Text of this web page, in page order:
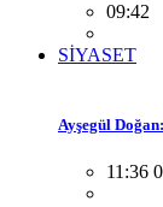
09:42
SİYASET
Ayşegül
11:36